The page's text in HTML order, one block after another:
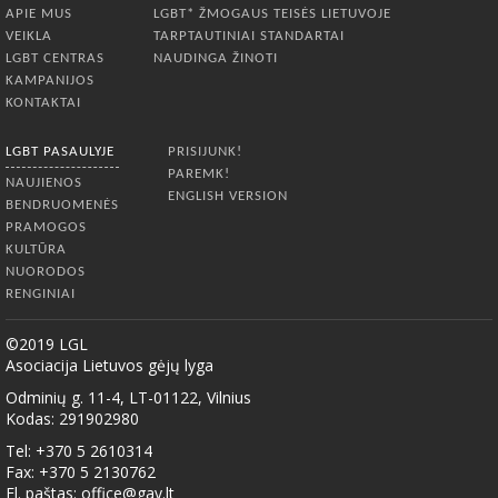
APIE MUS
VEIKLA
LGBT CENTRAS
KAMPANIJOS
KONTAKTAI
LGBT* ŽMOGAUS TEISĖS LIETUVOJE
TARPTAUTINIAI STANDARTAI
NAUDINGA ŽINOTI
LGBT PASAULYJE
NAUJIENOS
BENDRUOMENĖS
PRAMOGOS
KULTŪRA
NUORODOS
RENGINIAI
PRISIJUNK!
PAREMK!
ENGLISH VERSION
©2019 LGL
Asociacija Lietuvos gėjų lyga
Odminių g. 11-4, LT-01122, Vilnius
Kodas: 291902980
Tel: +370 5 2610314
Fax: +370 5 2130762
El. paštas: office@gay.lt